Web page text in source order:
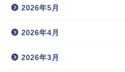
2026年5月
2026年4月
2026年3月